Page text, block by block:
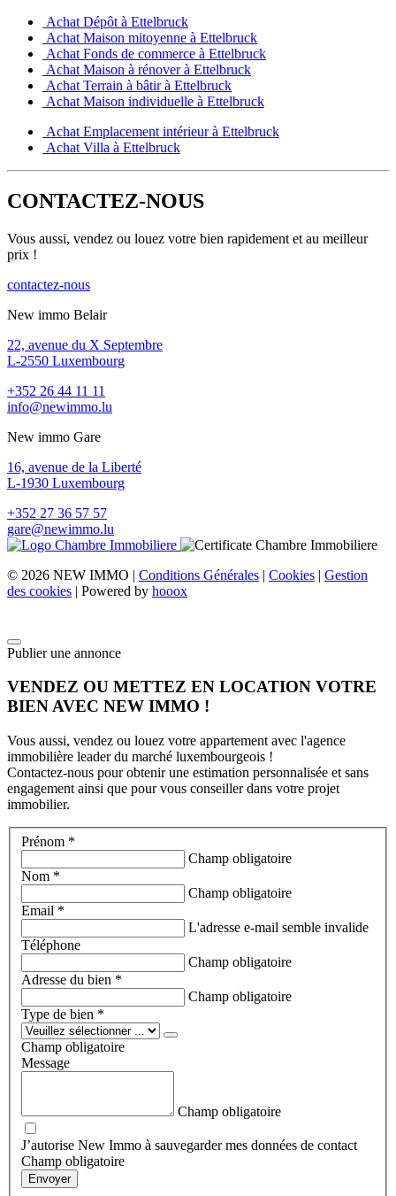
Achat Dépôt à Ettelbruck
Achat Maison mitoyenne à Ettelbruck
Achat Fonds de commerce à Ettelbruck
Achat Maison à rénover à Ettelbruck
Achat Terrain à bâtir à Ettelbruck
Achat Maison individuelle à Ettelbruck
Achat Emplacement intérieur à Ettelbruck
Achat Villa à Ettelbruck
CONTACTEZ-NOUS
Vous aussi, vendez ou louez votre bien rapidement et au meilleur
prix !
contactez-nous
New immo Belair
22, avenue du X Septembre
L-2550 Luxembourg
+352 26 44 11 11
info@newimmo.lu
New immo Gare
16, avenue de la Liberté
L-1930 Luxembourg
+352 27 36 57 57
gare@newimmo.lu
© 2026 NEW IMMO | Conditions Générales | Cookies | Gestion
des cookies | Powered by hooox
Publier une annonce
VENDEZ OU METTEZ EN LOCATION VOTRE
BIEN AVEC NEW IMMO !
Vous aussi, vendez ou louez votre appartement avec l'agence
immobilière leader du marché luxembourgeois !
Contactez-nous pour obtenir une estimation personnalisée et sans
engagement ainsi que pour vous conseiller dans votre projet
immobilier.
Prénom *
Champ obligatoire
Nom *
Champ obligatoire
Email *
L'adresse e-mail semble invalide
Téléphone
Champ obligatoire
Adresse du bien *
Champ obligatoire
Type de bien *
Champ obligatoire
Message
Champ obligatoire
J’autorise New Immo à sauvegarder mes données de contact
Champ obligatoire
Envoyer